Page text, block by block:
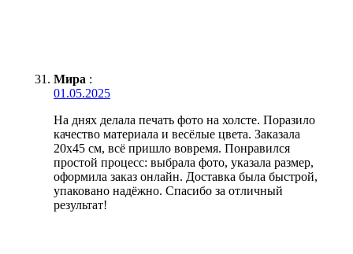
Мира :
01.05.2025
На днях делала печать фото на холсте. Поразило
качество материала и весёлые цвета. Заказала
20х45 см, всё пришло вовремя. Понравился
простой процесс: выбрала фото, указала размер,
оформила заказ онлайн. Доставка была быстрой,
упаковано надёжно. Спасибо за отличный
результат!